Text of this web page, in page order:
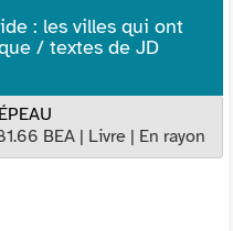
: les villes qui ont
/ textes de JD
BEA | Livre | En rayon